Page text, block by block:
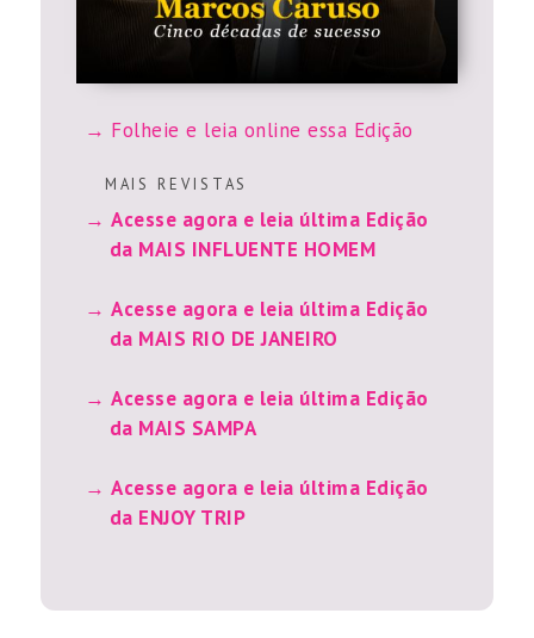
Folheie e leia online essa Edição
M A I S R E V I S T A S
Acesse agora e leia última Edição
da MAIS INFLUENTE HOMEM
Acesse agora e leia última Edição
da MAIS RIO DE JANEIRO
Acesse agora e leia última Edição
da MAIS SAMPA
Acesse agora e leia última Edição
da ENJOY TRIP